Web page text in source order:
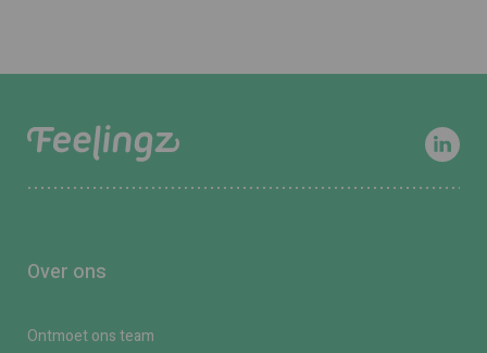
Over ons
Ontmoet ons team